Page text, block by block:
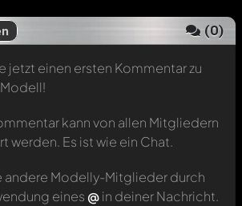
(0)
jetzt einen ersten Kommentar zu
kann von allen Mitgliedern
werden. Es ist wie ein Chat.
andere Modelly-Mitglieder durch
eines @in deiner Nachricht.